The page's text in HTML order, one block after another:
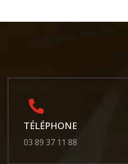
TÉLÉPHONE
03 89 37 11 88